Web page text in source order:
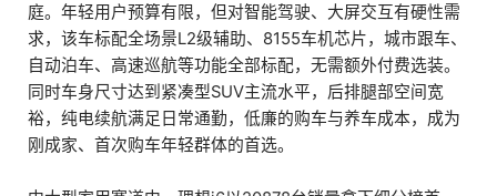
庭。年轻用户预算有限，但对智能驾驶、大屏交互有硬性需
求，该车标配全场景L2级辅助、8155车机芯片，城市跟车、
自动泊车、高速巡航等功能全部标配，无需额外付费选装。
同时车身尺寸达到紧凑型SUV主流水平，后排腿部空间宽
裕，纯电续航满足日常通勤，低廉的购车与养车成本，成为
刚成家、首次购车年轻群体的首选。